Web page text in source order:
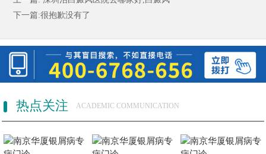
下一篇:很抱歉没有了
热点关注 ACADEMIC COMMUNICATION